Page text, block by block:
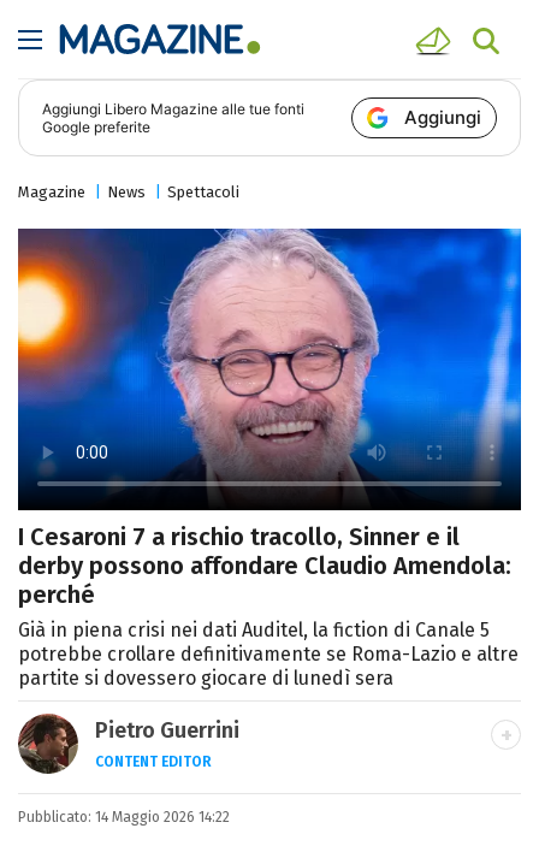
Aggiungi Libero Magazine alle tue fonti
Google preferite
Aggiungi
Magazine News Spettacoli
I Cesaroni 7 a rischio tracollo, Sinner e il
derby possono affondare Claudio Amendola:
perché
Già in piena crisi nei dati Auditel, la fiction di Canale 5
potrebbe crollare definitivamente se Roma-Lazio e altre
partite si dovessero giocare di lunedì sera
Pietro Guerrini
CONTENT EDITOR
Laurea in Lettere, smania di viaggi e
passione per i cartoni (della pizza e della
Pubblicato: 14 Maggio 2026 14:22